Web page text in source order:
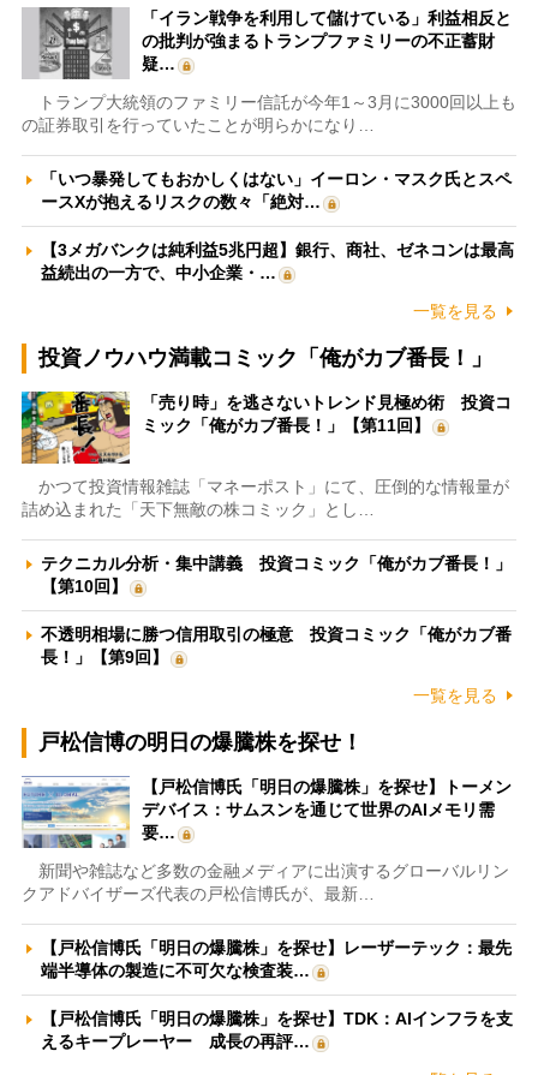
「イラン戦争を利用して儲けている」利益相反と
の批判が強まるトランプファミリーの不正蓄財
疑…
トランプ大統領のファミリー信託が今年1～3月に3000回以上も
の証券取引を行っていたことが明らかになり…
「いつ暴発してもおかしくはない」イーロン・マスク氏とスペ
ースXが抱えるリスクの数々「絶対…
【3メガバンクは純利益5兆円超】銀行、商社、ゼネコンは最高
益続出の一方で、中小企業・…
一覧を見る
投資ノウハウ満載コミック「俺がカブ番長！」
「売り時」を逃さないトレンド見極め術 投資コ
ミック「俺がカブ番長！」【第11回】
かつて投資情報雑誌「マネーポスト」にて、圧倒的な情報量が
詰め込まれた「天下無敵の株コミック」とし…
テクニカル分析・集中講義 投資コミック「俺がカブ番長！」
【第10回】
不透明相場に勝つ信用取引の極意 投資コミック「俺がカブ番
長！」【第9回】
一覧を見る
戸松信博の明日の爆騰株を探せ！
【戸松信博氏「明日の爆騰株」を探せ】トーメン
デバイス：サムスンを通じて世界のAIメモリ需
要…
新聞や雑誌など多数の金融メディアに出演するグローバルリン
クアドバイザーズ代表の戸松信博氏が、最新…
【戸松信博氏「明日の爆騰株」を探せ】レーザーテック：最先
端半導体の製造に不可欠な検査装…
【戸松信博氏「明日の爆騰株」を探せ】TDK：AIインフラを支
えるキープレーヤー 成長の再評…